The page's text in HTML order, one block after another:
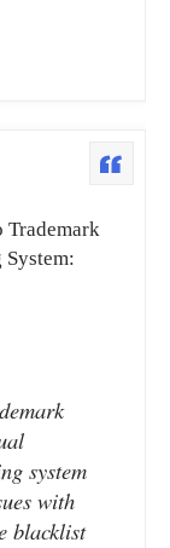
System:
system
with
blacklist